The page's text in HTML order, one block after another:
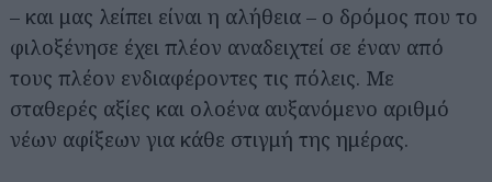
– και μας λείπει είναι η αλήθεια – ο δρόμος που το
φιλοξένησε έχει πλέον αναδειχτεί σε έναν από
τους πλέον ενδιαφέροντες τις πόλεις. Με
σταθερές αξίες και ολοένα αυξανόμενο αριθμό
νέων αφίξεων για κάθε στιγμή της ημέρας.